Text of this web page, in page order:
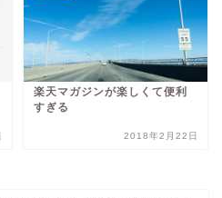
楽天マガジンが楽しくて便利
すぎる
2018年2月22日